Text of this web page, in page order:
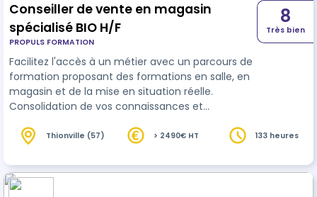
Conseiller de vente en magasin
spécialisé BIO H/F
PROPULS FORMATION
Facilitez l'accès à un métier avec un parcours de
formation proposant des formations en salle, en
magasin et de la mise en situation réelle.
Consolidation de vos connaissances et
8
Très bien
Thionville (57) > 2490€ HT 133 heures